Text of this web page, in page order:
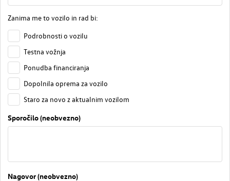
Zanima me to vozilo in rad bi:
Podrobnosti o vozilu
Testna vožnja
Ponudba financiranja
Dopolnila oprema za vozilo
Staro za novo z aktualnim vozilom
Sporočilo (neobvezno)
Nagovor (neobvezno)